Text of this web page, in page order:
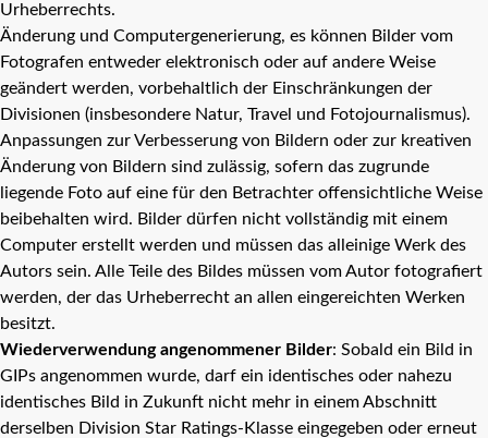
Urheberrechts.
Änderung und Computergenerierung, es können Bilder vom
Fotografen entweder elektronisch oder auf andere Weise
geändert werden, vorbehaltlich der Einschränkungen der
Divisionen (insbesondere Natur, Travel und Fotojournalismus).
Anpassungen zur Verbesserung von Bildern oder zur kreativen
Änderung von Bildern sind zulässig, sofern das zugrunde
liegende Foto auf eine für den Betrachter offensichtliche Weise
beibehalten wird. Bilder dürfen nicht vollständig mit einem
Computer erstellt werden und müssen das alleinige Werk des
Autors sein. Alle Teile des Bildes müssen vom Autor fotografiert
werden, der das Urheberrecht an allen eingereichten Werken
besitzt.
Wiederverwendung angenommener Bilder: Sobald ein Bild in
GIPs angenommen wurde, darf ein identisches oder nahezu
identisches Bild in Zukunft nicht mehr in einem Abschnitt
derselben Division Star Ratings-Klasse eingegeben oder erneut